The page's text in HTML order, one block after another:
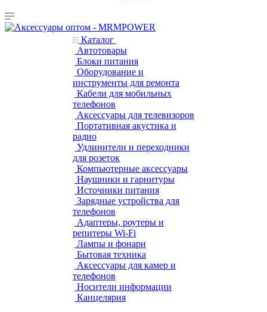
Каталог
Автотовары
Блоки питания
Оборудование и
инструменты для ремонта
Кабели для мобильных
телефонов
Аксессуары для телевизоров
Портативная акустика и
радио
Удлинители и переходники
для розеток
Компьютерные аксессуары
Наушники и гарнитуры
Источники питания
Зарядные устройства для
телефонов
Адаптеры, роутеры и
репитеры Wi-Fi
Лампы и фонари
Бытовая техника
Аксессуары для камер и
телефонов
Носители информации
Канцелярия